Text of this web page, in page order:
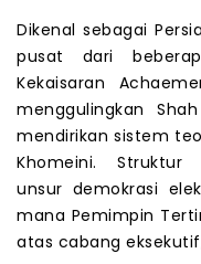
Dikenal sebagai
pusat dari
Kekaisaran
menggulingkan
mendirikan sistem
Khomeini. Struktur
unsur demokrasi
mana Pemimpin
atas cabang